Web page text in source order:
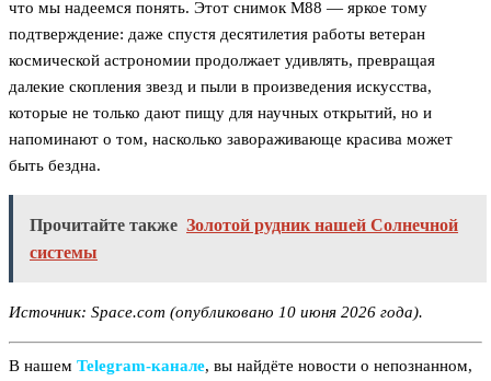
что мы надеемся понять. Этот снимок M88 — яркое тому
подтверждение: даже спустя десятилетия работы ветеран
космической астрономии продолжает удивлять, превращая
далекие скопления звезд и пыли в произведения искусства,
которые не только дают пищу для научных открытий, но и
напоминают о том, насколько завораживающе красива может
быть бездна.
Прочитайте также Золотой рудник нашей Солнечной
системы
Источник: Space.com (опубликовано 10 июня 2026 года).
В нашем Telegram‑канале, вы найдёте новости о непознанном,